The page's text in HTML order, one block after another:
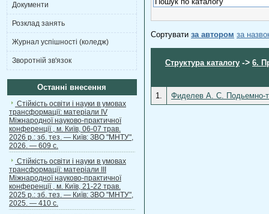
Документи
Розклад занять
Журнал успішності (коледж)
Зворотній зв'язок
Останні внесення
Стійкість освіти і науки в умовах
трансформації: матеріали ІV
Міжнародної науково-практичної
конференції , м. Київ, 06-07 трав.
2026 р.: зб. тез. — Київ: ЗВО "МНТУ",
2026. — 609 с.
Стійкість освіти і науки в умовах
трансформації: матеріали ІІІ
Міжнародної науково-практичної
конференції , м. Київ, 21-22 трав.
2025 р.: зб. тез. — Київ: ЗВО "МНТУ",
2025. — 410 с.
Сортувати за автором за
Структура каталогу -> 6.
1. Фиделев А. С. Подьемно-